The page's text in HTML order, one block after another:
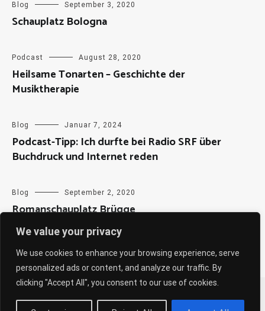
We value your privacy
We use cookies to enhance your browsing experience, serve
personalized ads or content, and analyze our traffic. By
clicking "Accept All", you consent to our use of cookies.
Blog September 3, 2020
Schauplatz Bologna
Podcast August 28, 2020
Heilsame Tonarten – Geschichte der
Musiktherapie
Blog Januar 7, 2024
Podcast-Tipp: Ich durfte bei Radio SRF über
Buchdruck und Internet reden
Blog September 2, 2020
Romanschauplatz Brügge